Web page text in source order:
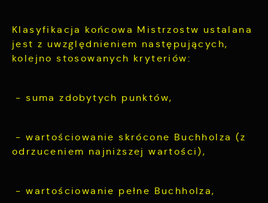
Klasyfikacja końcowa Mistrzostw ustalana
jest z uwzględnieniem następujących,
kolejno stosowanych kryteriów:
- suma zdobytych punktów,
- wartościowanie skrócone Buchholza (z
odrzuceniem najniższej wartości),
- wartościowanie pełne Buchholza,